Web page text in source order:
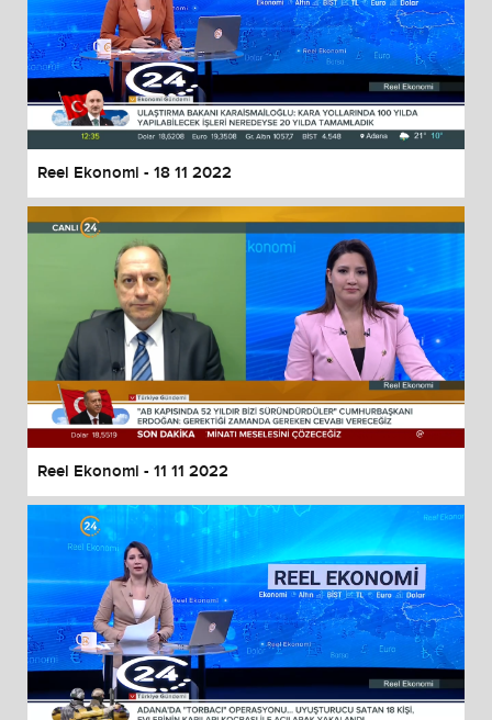
Reel Ekonomi - 18 11 2022
Reel Ekonomi - 11 11 2022